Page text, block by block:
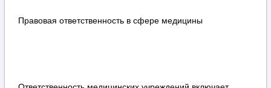
Правовая ответственность в сфере медицины